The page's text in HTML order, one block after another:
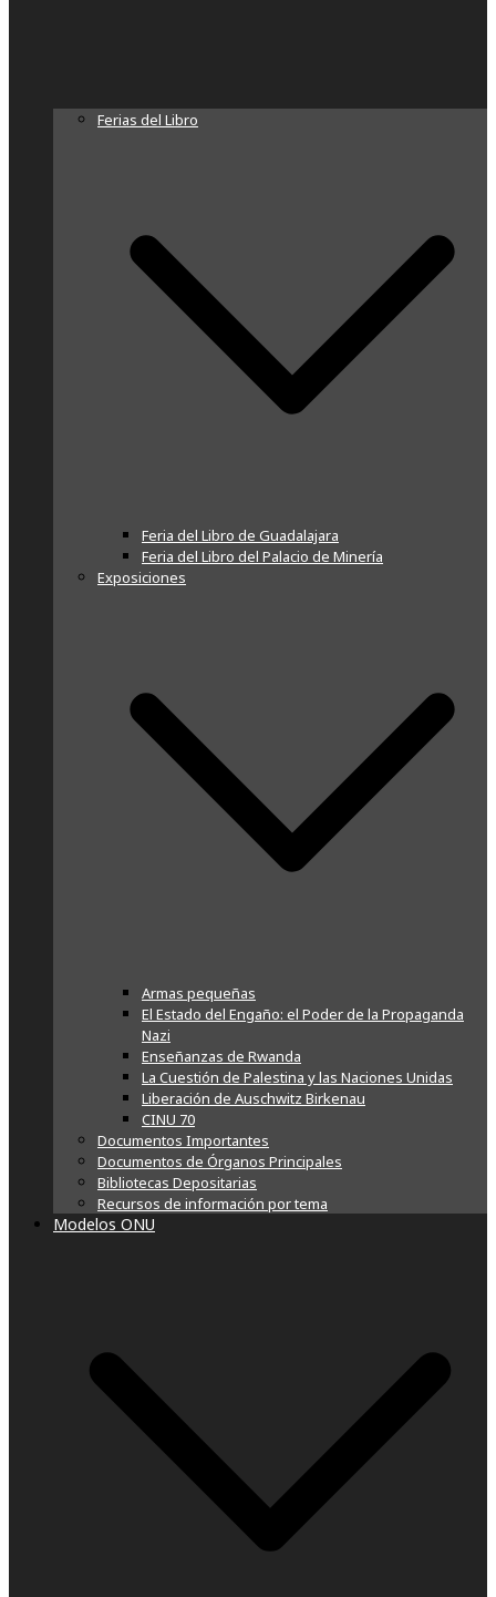
Ferias del Libro
Feria del Libro de Guadalajara
Feria del Libro del Palacio de Minería
Exposiciones
Armas pequeñas
El Estado del Engaño: el Poder de la Propaganda
Nazi
Enseñanzas de Rwanda
La Cuestión de Palestina y las Naciones Unidas
Liberación de Auschwitz Birkenau
CINU 70
Documentos Importantes
Documentos de Órganos Principales
Bibliotecas Depositarias
Recursos de información por tema
Modelos ONU